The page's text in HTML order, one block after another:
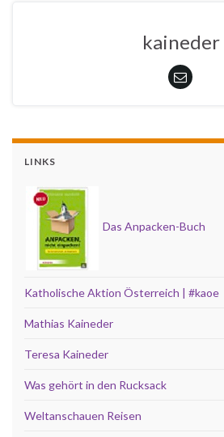
kaineder
LINKS
Das Anpacken-Buch
Katholische Aktion Österreich | #kaoe
Mathias Kaineder
Teresa Kaineder
Was gehört in den Rucksack
Weltanschauen Reisen